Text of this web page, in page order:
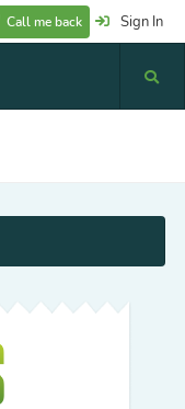
Sign In
Call me back